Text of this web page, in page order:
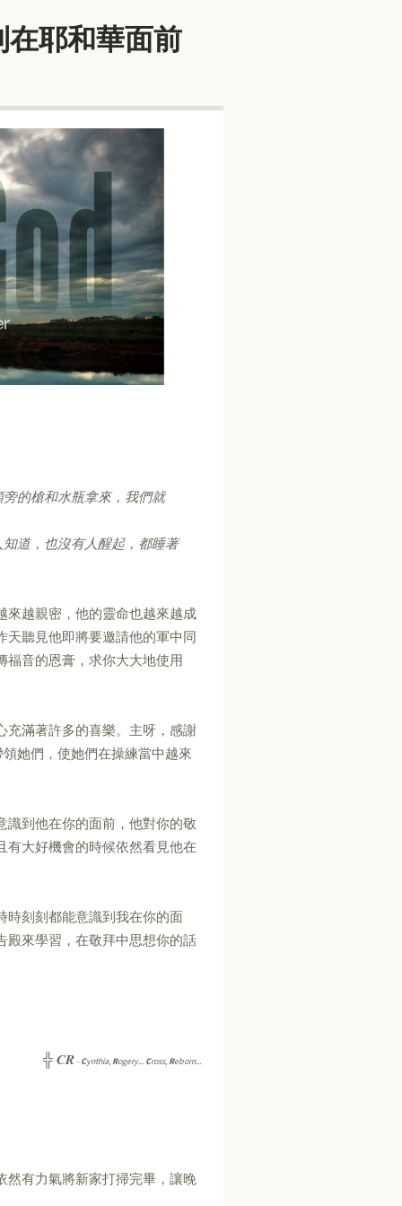
在耶和華面前
的槍和水瓶拿來，我們就
道，也沒有人醒起，都睡著
來越親密，他的靈命也越來越成
天聽見他即將要邀請他的軍中同
福音的恩膏，求你大大地使用
充滿著許多的喜樂。主呀，感謝
她們，使她們在操練當中越來
識到他在你的面前，他對你的敬
有大好機會的時候依然看見他在
時刻刻都能意識到我在你的面
殿來學習，在敬拜中思想你的話
╬ CR -Cynthia, Rogery... Cross, Reborn...
然有力氣將新家打掃完畢，讓晚